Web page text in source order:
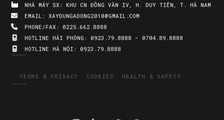
NHÀ MÁY SX: KHU CN ĐỒNG VĂN IV, H. DUY TIÊN, T. HÀ NAM
EMAIL: XAYDUNGADONG2010@GMAIL.COM
PHONE/FAX: 0225.662.8888
HOTLINE HẢI PHÒNG: 0923.79.8888 - 0704.89.8888
HOTLINE HÀ NỘI: 0923.79.8888
TERMS & PRIVACY COOKIES HEALTH & SAFETY